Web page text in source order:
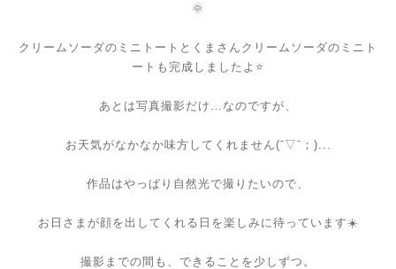
🌞
クリームソーダのミニトートとくまさんクリームソーダのミニト
ートも完成しましたよ⭐
あとは写真撮影だけ…なのですが、
お天気がなかなか味方してくれません(ˉ▽ˉ；)...
作品はやっぱり自然光で撮りたいので、
お日さまが顔を出してくれる日を楽しみに待っています☀️
撮影までの間も、できることを少しずつ。